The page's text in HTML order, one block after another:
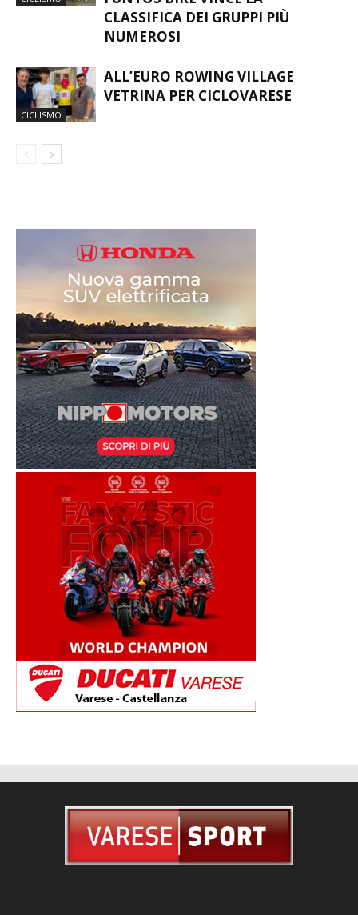
CLASSIFICA DEI GRUPPI PIÙ
NUMEROSI
CICLISMO
ALL’EURO ROWING VILLAGE
VETRINA PER CICLOVARESE